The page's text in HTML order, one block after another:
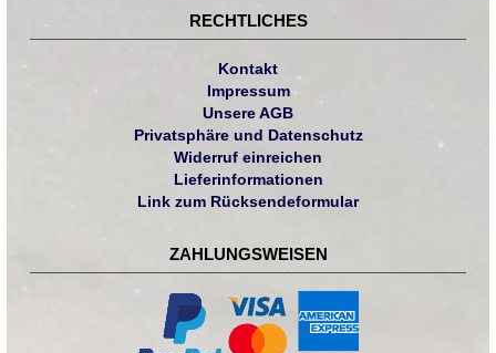
RECHTLICHES
Kontakt
Impressum
Unsere AGB
Privatsphäre und Datenschutz
Widerruf einreichen
Lieferinformationen
Link zum Rücksendeformular
ZAHLUNGSWEISEN